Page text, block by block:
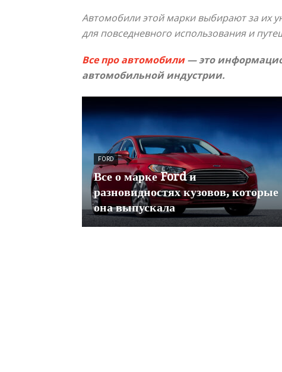
Автомобили этой марки выбирают за их
для повседневного использования и
Все про автомобили— это
автомобильной индустрии.
FORD
Все о марке Ford и
разновидностях кузовов, которые
она выпускала